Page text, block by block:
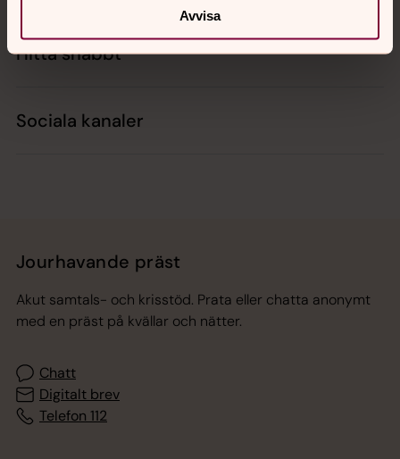
Avvisa
Hitta snabbt
Sociala kanaler
Jourhavande präst
Akut samtals- och krisstöd. Prata eller chatta anonymt
med en präst på kvällar och nätter.
Chatt
Digitalt brev
Telefon 112